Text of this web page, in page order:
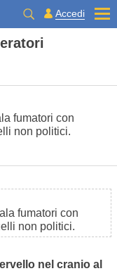
Accedi
fumatori con
non politici.
fumatori con
non politici.
nel cranio al